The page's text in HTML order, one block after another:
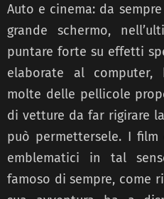
Auto e cinema: da
grande schermo,
puntare forte su effetti
elaborate al
molte delle pellicole
di vetture da far rigirare
può permettersele. I film
emblematici in tal
famoso di sempre, come